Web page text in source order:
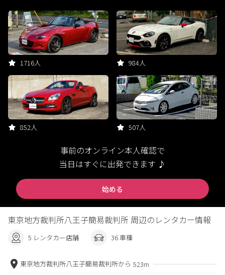
1716人 984人
852人 507人
事前のオンライン本人確認で
当日はすぐに出発できます ♪
始める
東京地方裁判所八王子簡易裁判所 周辺のレンタカー情報
5 レンタカー店舗 36 車種
東京地方裁判所八王子簡易裁判所から 523m